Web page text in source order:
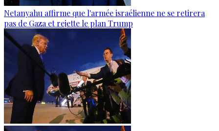
Netanyahu affirme que l'armée israélienne ne se retirera
pas de Gaza et rejette le plan Trump